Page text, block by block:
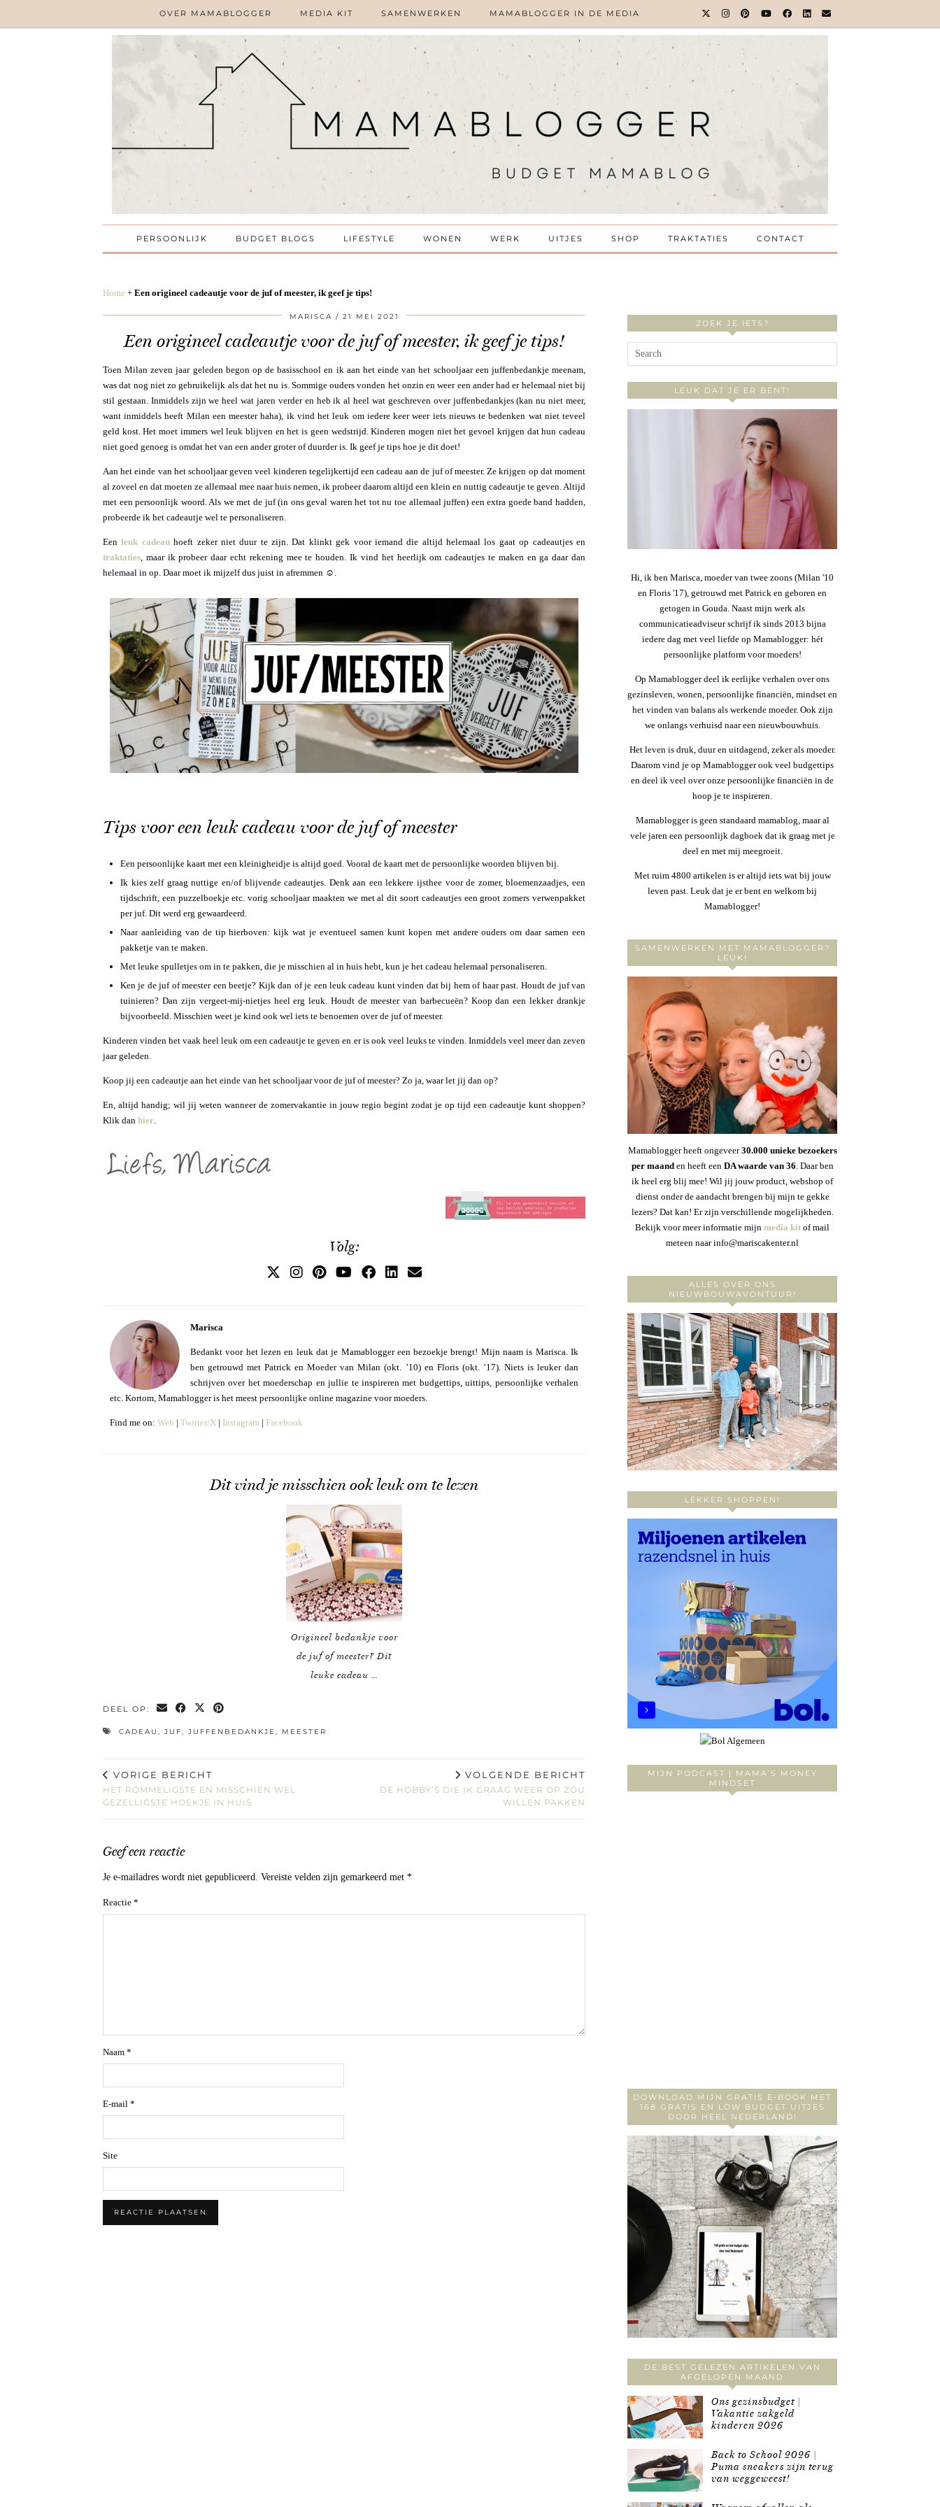
OVER MAMABLOGGER MEDIA KIT SAMENWERKEN MAMABLOGGER IN DE MEDIA
PERSOONLIJK BUDGET BLOGS LIFESTYLE WONEN WERK UITJES SHOP TRAKTATIES CONTACT
Home + Een origineel cadeautje voor de juf of meester, ik geef je tips!
MARISCA 21 MEI 2021
Een origineel cadeautje voor de juf of meester, ik geef je tips!
Toen Milan zeven jaar geleden begon op de basisschool en ik aan het einde van het schooljaar een juffenbedankje meenam,
was dat nog niet zo gebruikelijk als dat het nu is. Sommige ouders vonden het onzin en weer een ander had er helemaal niet bij
stil gestaan. Inmiddels zijn we heel wat jaren verder en heb ik al heel wat geschreven over juffenbedankjes (kan nu niet meer,
want inmiddels heeft Milan een meester haha), ik vind het leuk om iedere keer weer iets nieuws te bedenken wat niet teveel
geld kost. Het moet immers wel leuk blijven en het is geen wedstrijd. Kinderen mogen niet het gevoel krijgen dat hun cadeau
niet goed genoeg is omdat het van een ander groter of duurder is. Ik geef je tips hoe je dit doet!
Aan het einde van het schooljaar geven veel kinderen tegelijkertijd een cadeau aan de juf of meester. Ze krijgen op dat moment
al zoveel en dat moeten ze allemaal mee naar huis nemen, ik probeer daarom altijd een klein en nuttig cadeautje te geven. Altijd
met een persoonlijk woord. Als we met de juf (in ons geval waren het tot nu toe allemaal juffen) een extra goede band hadden,
probeerde ik het cadeautje wel te personaliseren.
Eenleuk cadeauhoeft zeker niet duur te zijn. Dat klinkt gek voor iemand die altijd helemaal los gaat op cadeautjes en
traktaties, maar ik probeer daar echt rekening mee te houden. Ik vind het heerlijk om cadeautjes te maken en ga daar dan
helemaal in op. Daar moet ik mijzelf dus juist in afremmen ☺️.
Tips voor een leuk cadeau voor de juf of meester
Een persoonlijke kaart met een kleinigheidje is altijd goed. Vooral de kaart met de persoonlijke woorden blijven bij.
Ik kies zelf graag nuttige en/of blijvende cadeautjes. Denk aan een lekkere ijsthee voor de zomer, bloemenzaadjes, een
tijdschrift, een puzzelboekje etc. vorig schooljaar maakten we met al dit soort cadeautjes een groot zomers verwenpakket
per juf. Dit werd erg gewaardeerd.
Naar aanleiding van de tip hierboven: kijk wat je eventueel samen kunt kopen met andere ouders om daar samen een
pakketje van te maken.
Met leuke spulletjes om in te pakken, die je misschien al in huis hebt, kun je het cadeau helemaal personaliseren.
Ken je de juf of meester een beetje? Kijk dan of je een leuk cadeau kunt vinden dat bij hem of haar past. Houdt de juf van
tuinieren? Dan zijn vergeet-mij-nietjes heel erg leuk. Houdt de meester van barbecueën? Koop dan een lekker drankje
bijvoorbeeld. Misschien weet je kind ook wel iets te benoemen over de juf of meester.
Kinderen vinden het vaak heel leuk om een cadeautje te geven en er is ook veel leuks te vinden. Inmiddels veel meer dan zeven
jaar geleden.
Koop jij een cadeautje aan het einde van het schooljaar voor de juf of meester? Zo ja, waar let jij dan op?
En, altijd handig; wil jij weten wanneer de zomervakantie in jouw regio begint zodat je op tijd een cadeautje kunt shoppen?
Klik dan hier.
Volg:
Marisca
Bedankt voor het lezen en leuk dat je Mamablogger een bezoekje brengt! Mijn naam is Marisca. Ik
ben getrouwd met Patrick en Moeder van Milan (okt. ’10) en Floris (okt. ’17). Niets is leuker dan
schrijven over het moederschap en jullie te inspireren met budgettips, uittips, persoonlijke verhalen
etc. Kortom, Mamablogger is het meest persoonlijke online magazine voor moeders.
Find me on: Web | Twitter/X | Instagram | Facebook
Dit vind je misschien ook leuk om te lezen
Origineel bedankje voor
de juf of meester? Dit
leuke cadeau …
DEEL OP:
CADEAU , JUF, JUFFENBEDANKJE , MEESTER
VORIGE BERICHT
HET ROMMELIGSTE EN MISSCHIEN WEL
GEZELLIGSTE HOEKJE IN HUIS
VOLGENDE BERICHT
DE HOBBY’S DIE IK GRAAG WEER OP ZOU
WILLEN PAKKEN
Geef een reactie
Je e-mailadres wordt niet gepubliceerd. Vereiste velden zijn gemarkeerd met *
Reactie *
Naam *
E-mail *
Site
ZOEK JE IETS?
LEUK DAT JE ER BENT!
Hi, ik ben Marisca, moeder van twee zoons (Milan '10
en Floris '17), getrouwd met Patrick en geboren en
getogen in Gouda. Naast mijn werk als
communicatieadviseur schrijf ik sinds 2013 bijna
iedere dag met veel liefde op Mamablogger: hét
persoonlijke platform voor moeders!
Op Mamablogger deel ik eerlijke verhalen over ons
gezinsleven, wonen, persoonlijke financiën, mindset en
het vinden van balans als werkende moeder. Ook zijn
we onlangs verhuisd naar een nieuwbouwhuis.
Het leven is druk, duur en uitdagend, zeker als moeder.
Daarom vind je op Mamablogger ook veel budgettips
en deel ik veel over onze persoonlijke financiën in de
hoop je te inspireren.
Mamablogger is geen standaard mamablog, maar al
vele jaren een persoonlijk dagboek dat ik graag met je
deel en met mij meegroeit.
Met ruim 4800 artikelen is er altijd iets wat bij jouw
leven past. Leuk dat je er bent en welkom bij
Mamablogger!
SAMENWERKEN MET MAMABLOGGER?
LEUK!
Mamablogger heeft ongeveer30.000 unieke bezoekers
per maanden heeft een DA waarde van 36. Daar ben
ik heel erg blij mee! Wil jij jouw product, webshop of
dienst onder de aandacht brengen bij mijn te gekke
lezers? Dat kan! Er zijn verschillende mogelijkheden.
Bekijk voor meer informatie mijn media kit of mail
meteen naar info@mariscakenter.nl
ALLES OVER ONS
NIEUWBOUWAVONTUUR!
LEKKER SHOPPEN!
MIJN PODCAST | MAMA’S MONEY
MINDSET
DOWNLOAD MIJN GRATIS E-BOOK MET
168 GRATIS EN LOW BUDGET UITJES
DOOR HEEL NEDERLAND!
DE BEST GELEZEN ARTIKELEN VAN
AFGELOPEN MAAND
Ons gezinsbudget |
Vakantie zakgeld
kinderen 2026
Back to School 2026 |
Puma sneakers zijn terug
van weggeweest!